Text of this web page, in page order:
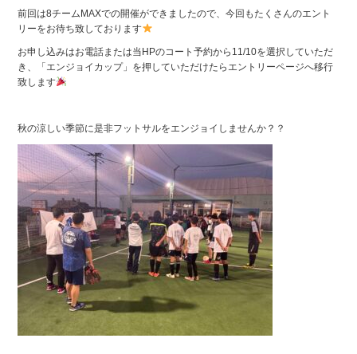
前回は8チームMAXでの開催ができましたので、今回もたくさんのエント
リーをお待ち致しております
お申し込みはお電話または当HPのコート予約から11/10を選択していただ
き、「エンジョイカップ」を押していただけたらエントリーページへ移行
致します
秋の涼しい季節に是非フットサルをエンジョイしませんか？？